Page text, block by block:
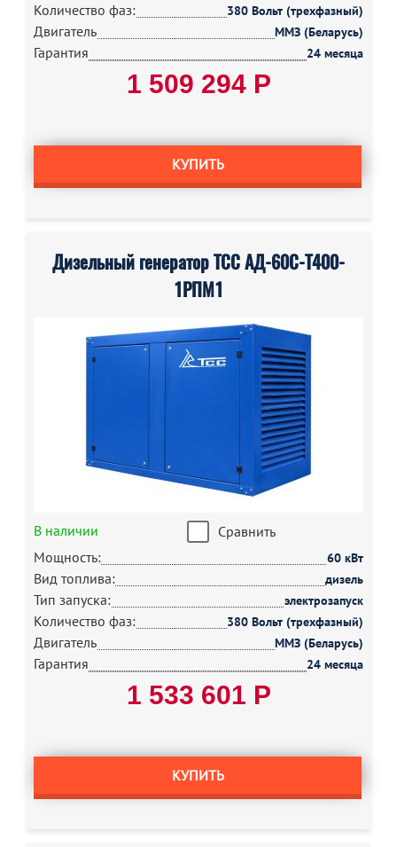
Количество фаз: 380 Вольт (трехфазный)
Двигатель ММЗ (Беларусь)
Гарантия 24 месяца
1 509 294 Р
КУПИТЬ
Дизельный генератор ТСС АД-60С-Т400-
1РПМ1
В наличии
Сравнить
Мощность:
60 кВт
Вид топлива: дизель
Тип запуска: электрозапуск
Количество фаз: 380 Вольт (трехфазный)
Двигатель ММЗ (Беларусь)
Гарантия 24 месяца
1 533 601 Р
КУПИТЬ